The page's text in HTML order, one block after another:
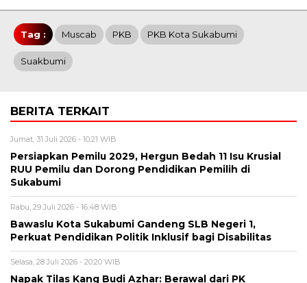
Tag : Muscab PKB PKB Kota Sukabumi
Suakbumi
BERITA TERKAIT
Jumat, 31 Juli 2026 - 10:21 WIB
Persiapkan Pemilu 2029, Hergun Bedah 11 Isu Krusial
RUU Pemilu dan Dorong Pendidikan Pemilih di
Sukabumi
Rabu, 29 Juli 2026 - 16:48 WIB
Bawaslu Kota Sukabumi Gandeng SLB Negeri 1,
Perkuat Pendidikan Politik Inklusif bagi Disabilitas
Selasa, 28 Juli 2026 - 20:20 WIB
Napak Tilas Kang Budi Azhar: Berawal dari PK